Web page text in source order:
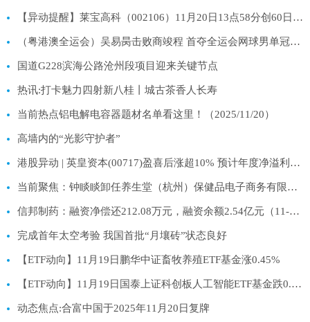
【异动提醒】莱宝高科（002106）11月20日13点58分创60日新低
（粤港澳全运会）吴易昺击败商竣程 首夺全运会网球男单冠军 每日热讯
国道G228滨海公路沧州段项目迎来关键节点
热讯:打卡魅力四射新八桂丨城古茶香人长寿
当前热点铝电解电容器题材名单看这里！（2025/11/20）
高墙内的“光影守护者”
港股异动 | 英皇资本(00717)盈喜后涨超10% 预计年度净溢利不少于1.2亿港元
当前聚焦：钟睒睒卸任养生堂（杭州）保健品电子商务有限公司法定代表人
信邦制药：融资净偿还212.08万元，融资余额2.54亿元（11-19）
完成首年太空考验 我国首批“月壤砖”状态良好
【ETF动向】11月19日鹏华中证畜牧养殖ETF基金涨0.45%
【ETF动向】11月19日国泰上证科创板人工智能ETF基金跌0.91%
动态焦点:合富中国于2025年11月20日复牌